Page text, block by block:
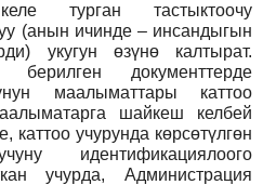
турган тастыктоочу
(анын ичинде – инсандыгын
укугун өзүнө калтырат.
документтерде
маалыматтары каттоо
шайкеш келбей
каттоо учурунда көрсөтүлгөн
идентификациялоого
учурда, Администрация